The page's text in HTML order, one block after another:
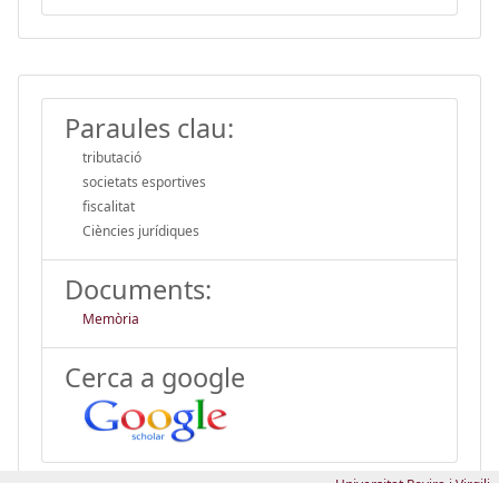
Paraules clau:
tributació
societats esportives
fiscalitat
Ciències jurídiques
Documents:
Memòria
Cerca a google